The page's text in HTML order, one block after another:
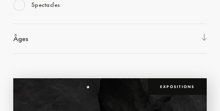
Spectacles
Âges
EXPOSITIONS